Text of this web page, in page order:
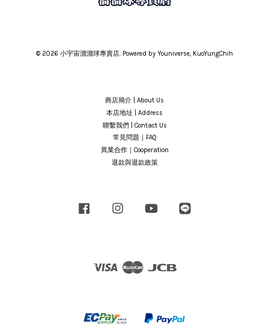
© 2026 小宇宙溜溜球專賣店. Powered by Youniverse, KuoYungChih
商店簡介 | About Us
本店地址 | Address
聯繫我們 | Contact Us
常見問題｜FAQ
異業合作｜Cooperation
退款與退款政策
Facebook Instagram YouTube
Visa Master